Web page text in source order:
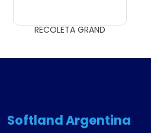
RECOLETA GRAND
Softland Argentina